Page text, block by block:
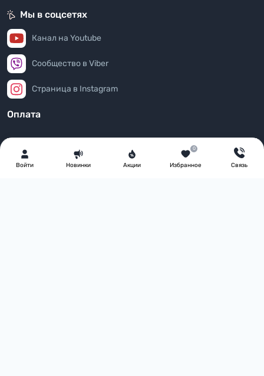
Войти Новинки Акции Избранное
0
Связь
Мы в соцсетях
Канал на Youtube
Сообщество в Viber
Страница в Instagram
Оплата